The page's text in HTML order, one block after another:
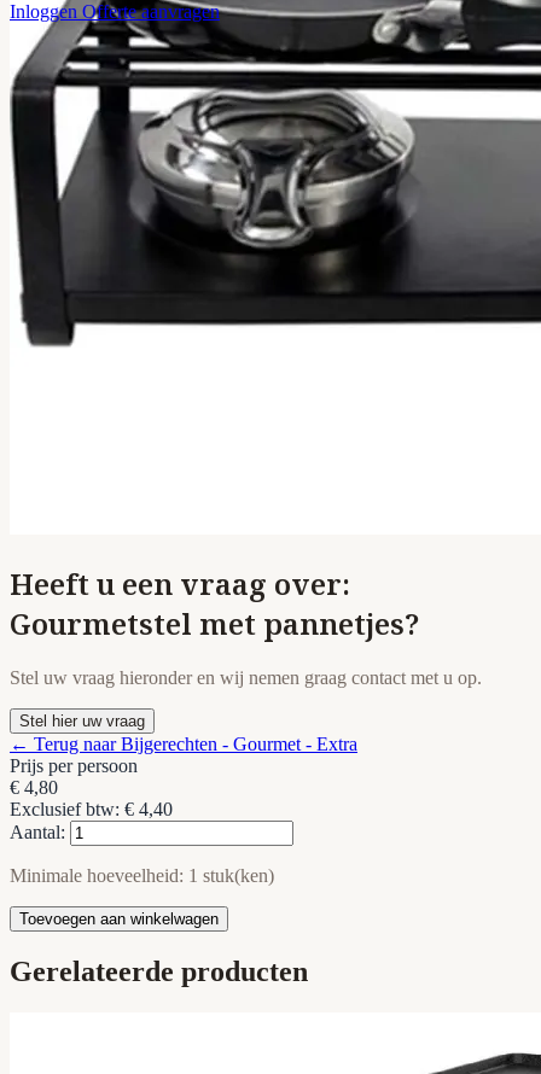
Inloggen Offerte aanvragen
Heeft u een vraag over:
Gourmetstel met pannetjes?
Stel uw vraag hieronder en wij nemen graag contact met u op.
Stel hier uw vraag
← Terug naar Bijgerechten - Gourmet - Extra
Prijs per persoon
€ 4,80
Exclusief btw: € 4,40
Aantal:
Minimale hoeveelheid: 1 stuk(ken)
Toevoegen aan winkelwagen
Gerelateerde producten